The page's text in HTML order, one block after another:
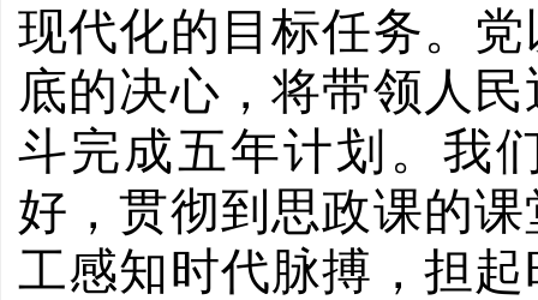
现代化的目标任务。
底的决心，将带领人
斗完成五年计划。我
好，贯彻到思政课的
工感知时代脉搏，担